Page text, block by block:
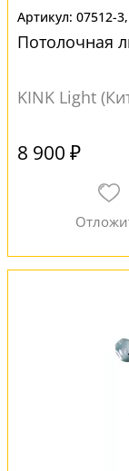
07512-
Потолочная
KINK Light
8 900 ₽